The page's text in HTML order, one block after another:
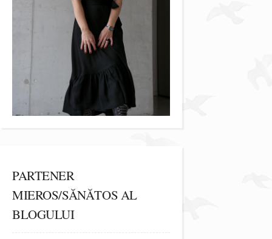
PARTENER
MIEROS/SĂNĂTOS AL
BLOGULUI